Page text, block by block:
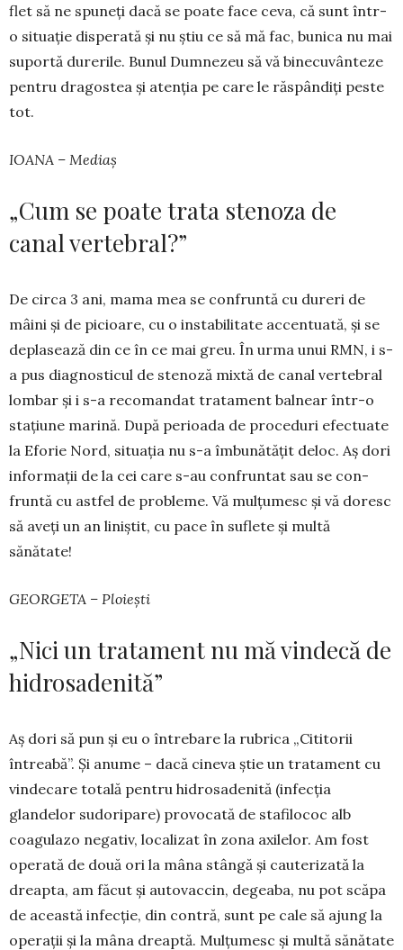
flet să ne spuneți dacă se poate face ceva, că sunt într-
o situație dis­perată și nu știu ce să mă fac, bunica nu mai
suportă durerile. Bunul Dumnezeu să vă binecu­vânteze
pentru dragos­tea și atenția pe care le răspândiți peste
tot.
IOANA – Mediaș
„Cum se poate trata stenoza de
canal vertebral?”
De circa 3 ani, mama mea se con­fruntă cu dureri de
mâini și de pi­cioare, cu o instabilitate accen­tua­tă, și se
deplasează din ce în ce mai greu. În urma unui RMN, i s-
a pus diag­nosticul de stenoză mixtă de canal vertebral
lombar și i s-a reco­mandat tratament balnear într-o
stațiune marină. După perioada de proceduri efectuate
la Eforie Nord, situația nu s-a îmbunătățit deloc. Aș dori
informații de la cei care s-au confruntat sau se con­
fruntă cu astfel de probleme. Vă mulțumesc și vă doresc
să aveți un an liniștit, cu pace în suflete și multă
sănătate!
GEORGETA – Ploiești
„Nici un tratament nu mă vindecă de
hidrosadenită”
Aș dori să pun și eu o întrebare la rubrica „Ci­ti­torii
întreabă”. Și anume – dacă cineva știe un tra­tament cu
vindecare totală pentru hidro­sa­de­nită (infecția
glandelor sudoripare) provocată de stafi­lo­coc alb
coagulazo negativ, locali­zat în zona axi­le­lor. Am fost
operată de două ori la mâna stân­gă și cauterizată la
dreapta, am făcut și auto­vac­cin, de­geaba, nu pot scăpa
de această infecție, din contră, sunt pe cale să ajung la
operații și la mâna dreaptă. Mulțumesc și multă sănătate